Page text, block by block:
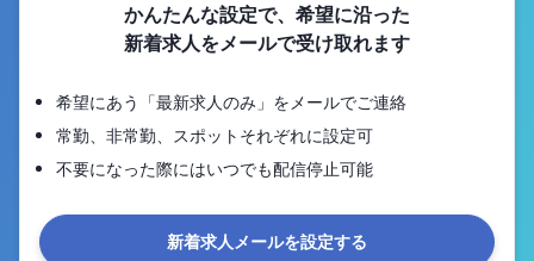
かんたんな設定で、希望に沿った
新着求人をメールで受け取れます
希望にあう「最新求人のみ」をメールでご連絡
常勤、非常勤、スポットそれぞれに設定可
不要になった際にはいつでも配信停止可能
新着求人メールを設定する